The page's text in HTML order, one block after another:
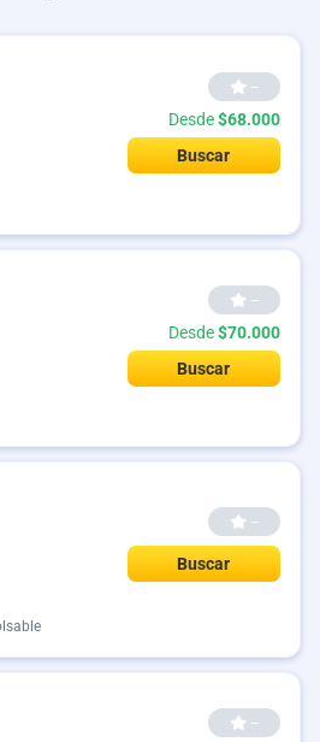
--
Desde$68.000
Buscar
--
Desde$70.000
Buscar
--
Buscar
--